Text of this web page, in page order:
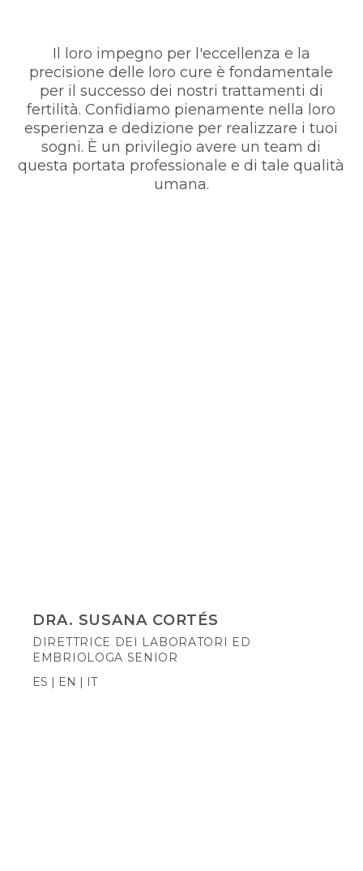
Il loro impegno per l'eccellenza e la
precisione delle loro cure è fondamentale
per il successo dei nostri trattamenti di
fertilità. Confidiamo pienamente nella loro
esperienza e dedizione per realizzare i tuoi
sogni. È un privilegio avere un team di
questa portata professionale e di tale qualità
umana.
DRA. SUSANA CORTÉS
DIRETTRICE DEI LABORATORI ED
EMBRIOLOGA SENIOR
ES | EN | IT